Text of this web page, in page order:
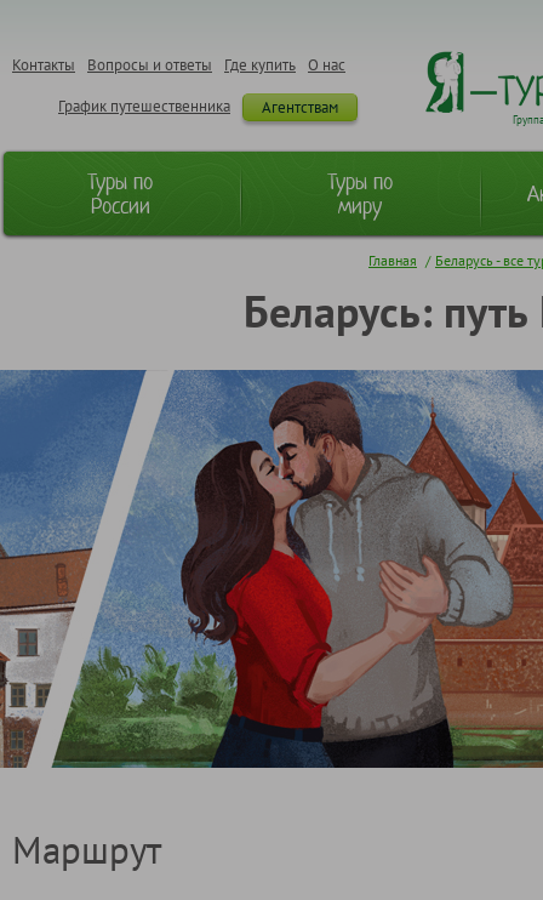
О нас
Где купить
Вопросы и ответы
Контакты
Агентствам
График путешественника
Туры по
России
Туры по
миру
Главная / Беларусь - все
Беларусь:
Маршрут